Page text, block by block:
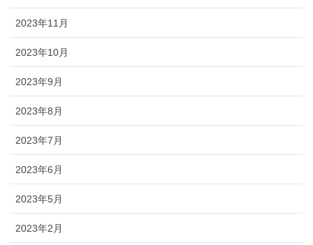
2023年11月
2023年10月
2023年9月
2023年8月
2023年7月
2023年6月
2023年5月
2023年2月